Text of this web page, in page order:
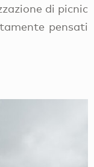
di picnic
pensati